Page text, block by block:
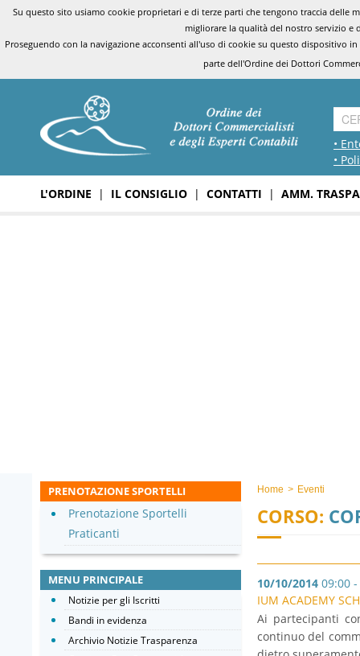
Su questo sito usiamo cookie proprietari e di terze parti che tengono traccia
migliorare la qualità del nostro servizio e
Proseguendo con la navigazione acconsenti all'uso di cookie su questo dispositivo
parte dell'Ordine dei Dottori
•
•
L'ORDINE | IL CONSIGLIO | CONTATTI | AMM.
Home > Eventi
CORSO:
10/10/2014 09:00
IUM ACADEMY
Ai partecipanti
continuo del
PRENOTAZIONE SPORTELLI
Prenotazione Sportelli
Praticanti
MENU PRINCIPALE
Notizie per gli Iscritti
Bandi in evidenza
Archivio Notizie Trasparenza